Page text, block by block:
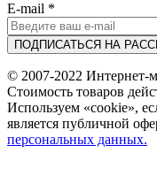
E-mail *
© 2007-2022
Стоимость товаров
Используем «cookie»,
является публичной
персональных данных.